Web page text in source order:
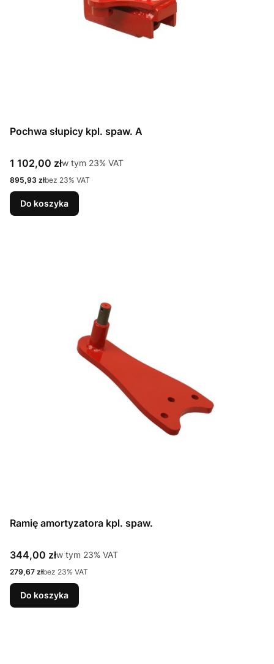
Pochwa słupicy kpl. spaw. A
Cena brutto
1 102,00 złw tym %s VAT
w tym 23% VAT
Cena netto
895,93 złbez 23% VAT
Do koszyka
Ramię amortyzatora kpl. spaw.
Cena brutto
344,00 złw tym %s VAT
w tym 23% VAT
Cena netto
279,67 złbez 23% VAT
Do koszyka